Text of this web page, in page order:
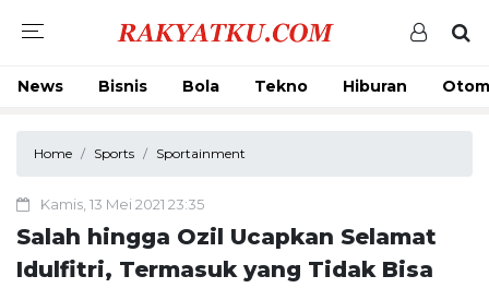
News Bisnis Bola Tekno Hiburan
Home Sports Sportainment
Kamis, 13 Mei 2021 23:35
Salah hingga Ozil Ucapkan Selamat
Idulfitri, Termasuk yang Tidak Bisa